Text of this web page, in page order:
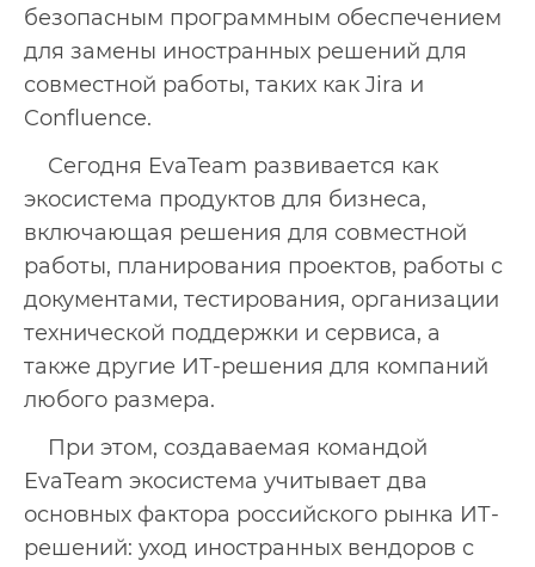
безопасным программным обеспечением
для замены иностранных решений для
совместной работы, таких как Jira и
Confluence.
Сегодня EvaTeam развивается как
экосистема продуктов для бизнеса,
включающая решения для совместной
работы, планирования проектов, работы с
документами, тестирования, организации
технической поддержки и сервиса, а
также другие ИТ-решения для компаний
любого размера.
При этом, создаваемая командой
EvaTeam экосистема учитывает два
основных фактора российского рынка ИТ-
решений: уход иностранных вендоров с